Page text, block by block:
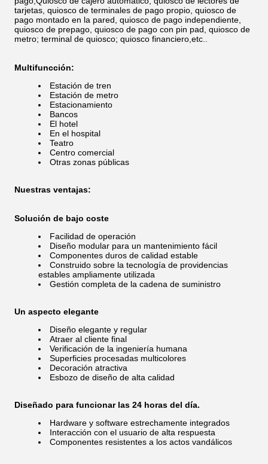
tarjetas, quiosco de terminales de pago propio, quiosco de
pago montado en la pared, quiosco de pago independiente,
quiosco de prepago, quiosco de pago con pin pad, quiosco de
metro; terminal de quiosco; quiosco financiero,etc..
Multifuncción:
Estación de tren
Estación de metro
Estacionamiento
Bancos
El hotel
En el hospital
Teatro
Centro comercial
Otras zonas públicas
Nuestras ventajas:
Solución de bajo coste
Facilidad de operación
Diseño modular para un mantenimiento fácil
Componentes duros de calidad estable
Construido sobre la tecnología de providencias
estables ampliamente utilizada
Gestión completa de la cadena de suministro
Un aspecto elegante
Diseño elegante y regular
Atraer al cliente final
Verificación de la ingeniería humana
Superficies procesadas multicolores
Decoración atractiva
Esbozo de diseño de alta calidad
Diseñado para funcionar las 24 horas del día.
Hardware y software estrechamente integrados
Interacción con el usuario de alta respuesta
Componentes resistentes a los actos vandálicos